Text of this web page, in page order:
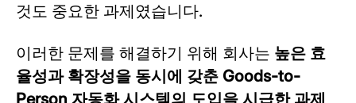
것도 중요한 과제였습니다.
이러한 문제를 해결하기 위해 회사는 높은 효
율성과 확장성을 동시에 갖춘 Goods-to-
Person 자동화 시스템의 도입을 시급한 과제